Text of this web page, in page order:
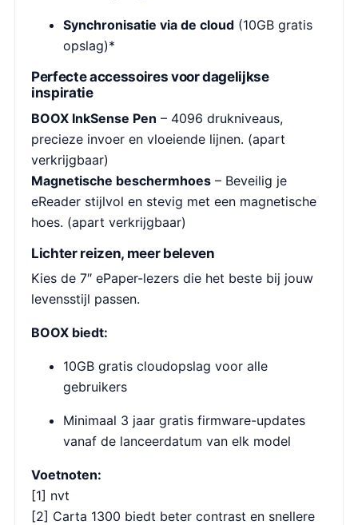
Synchronisatie via de cloud (10GB gratis
opslag)*
Perfecte accessoires voor dagelijkse
inspiratie
BOOX InkSense Pen – 4096 drukniveaus,
precieze invoer en vloeiende lijnen. (apart
verkrijgbaar)
Magnetische beschermhoes – Beveilig je
eReader stijlvol en stevig met een magnetische
hoes. (apart verkrijgbaar)
Lichter reizen, meer beleven
Kies de 7″ ePaper-lezers die het beste bij jouw
levensstijl passen.
BOOX biedt:
10GB gratis cloudopslag voor alle
gebruikers
Minimaal 3 jaar gratis firmware-updates
vanaf de lanceerdatum van elk model
Voetnoten:
[1] nvt
[2] Carta 1300 biedt beter contrast en snellere